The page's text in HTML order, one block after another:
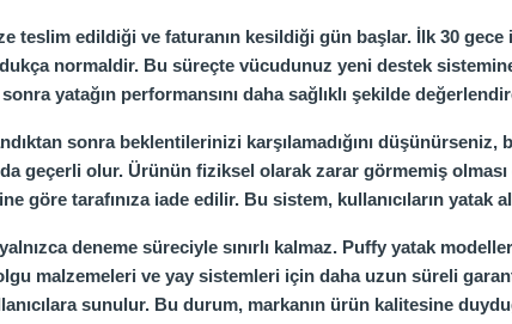
teslim edildiği ve faturanın kesildiği gün başlar. İlk 30
normaldir. Bu süreçte vücudunuz yeni destek
yatağın performansını daha sağlıklı şekilde
sonra beklentilerinizi karşılamadığını
geçerli olur. Ürünün fiziksel olarak zarar görmemiş
göre tarafınıza iade edilir. Bu sistem, kullanıcıların
yalnızca deneme süreciyle sınırlı kalmaz. Puffy yatak
malzemeleri ve yay sistemleri için daha uzun süreli
sunulur. Bu durum, markanın ürün kalitesine